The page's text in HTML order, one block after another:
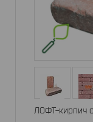
ЛОФТ-кирпич